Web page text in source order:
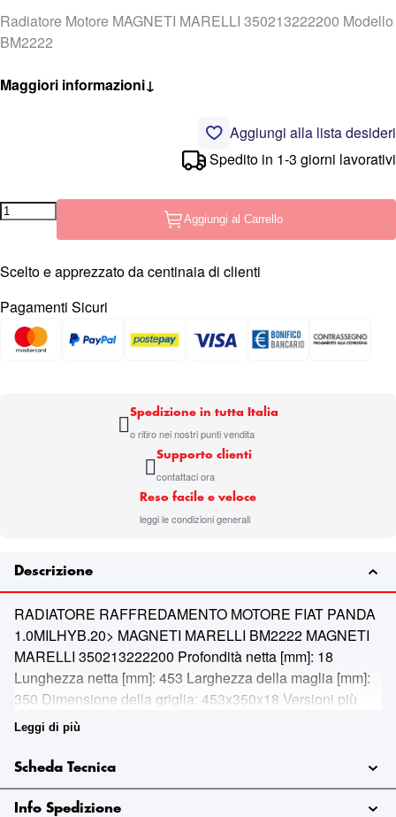
Radiatore Motore MAGNETI MARELLI 350213222200 Modello
BM2222
Maggiori informazioni↓
Aggiungi alla lista desideri
Spedito in 1-3 giorni lavorativi
Aggiungi al Carrello
Scelto e apprezzato da centinaia di clienti
Pagamenti Sicuri
Spedizione in tutta Italia
o ritiro nei nostri punti vendita
Supporto clienti
contattaci ora
Reso facile e veloce
leggi le condizioni generali
Descrizione
RADIATORE RAFFREDAMENTO MOTORE FIAT PANDA
1.0MILHYB.20> MAGNETI MARELLI BM2222 MAGNETI
MARELLI 350213222200 Profondità netta [mm]: 18
Lunghezza netta [mm]: 453 Larghezza della maglia [mm]:
350 Dimensione della griglia: 453x350x18 Versioni più
fredde: Alette del radiatore piegate meccanicamente
Leggi di più
Scheda Tecnica
Info Spedizione